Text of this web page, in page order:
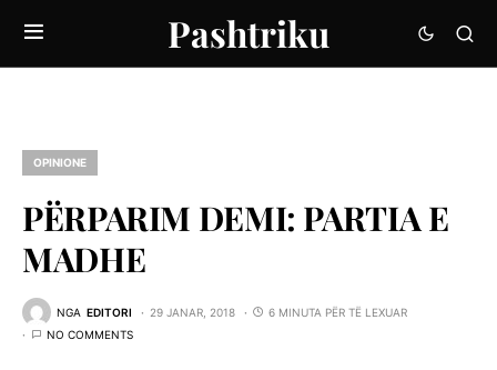
Pashtriku
OPINIONE
PËRPARIM DEMI: PARTIA E
MADHE
NGA EDITORI 29 JANAR, 2018
6 MINUTA PËR TË LEXUAR
NO COMMENTS